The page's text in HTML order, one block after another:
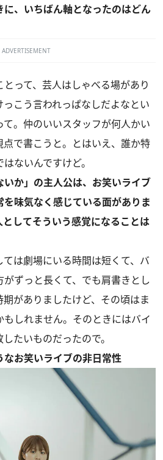
、いちばん軸となったのはどん
ADVERTISEMENT
って、芸人はしゃべる場があり
こう言われっぱなしだよなとい
。仲のいいスタッフが何人かい
で書こうと。とはいえ、誰か特
ないんですけど。
か」の主人公は、お笑いライブ
味気なく感じている面がありま
してそういう感覚になることは
は劇場にいる時間は短くて、バ
ずっと長くて、でも肩書きとし
がありましたけど、その頃はま
しれません。そのときにはバイ
たいものだったので。
お笑いライブの非日常性